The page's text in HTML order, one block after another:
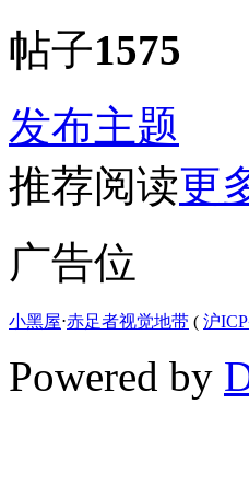
帖子1575
发布主题
推荐阅读更
广告位
小黑屋⋅赤足者视觉地带 ( 沪
Powered by